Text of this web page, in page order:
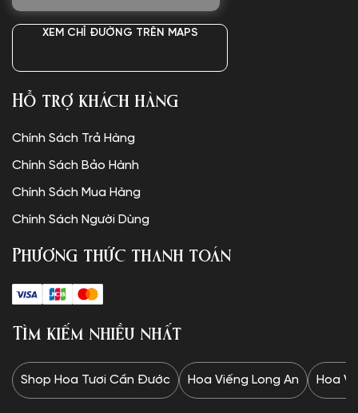
XEM CHỈ ĐƯỜNG TRÊN MAPS
Hỗ trợ khách hàng
Chính Sách Trả Hàng
Chính Sách Bảo Hành
Chính Sách Mua Hàng
Chính Sách Người Dùng
Phương thức thanh toán
Tìm kiếm nhiều nhất
Shop Hoa Tươi Cần Đước Hoa Viếng Long An Hoa